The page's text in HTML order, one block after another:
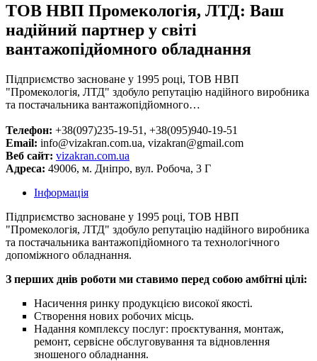
ТОВ НВП Промекологія, ЛТД: Ваш
надійний партнер у світі
вантажопідйомного обладнання
Підприємство засноване у 1995 році, ТОВ НВП
"Промекологія, ЛТД" здобуло репутацію надійного виробника
та постачальника вантажопідйомного…
Телефон: +38(097)235-19-51, +38(095)940-19-51
Email: info@vizakran.com.ua, vizakran@gmail.com
Веб сайт: vizakran.com.ua
Адреса: 49006, м. Дніпро, вул. Робоча, 3 Г
Інформація
Підприємство засноване у 1995 році, ТОВ НВП
"Промекологія, ЛТД" здобуло репутацію надійного виробника
та постачальника вантажопідйомного та технологічного
допоміжного обладнання.
З перших днів роботи ми ставимо перед собою амбітні цілі:
Насичення ринку продукцією високої якості.
Створення нових робочих місць.
Надання комплексу послуг: проєктування, монтаж,
ремонт, сервісне обслуговування та відновлення
зношеного обладнання.